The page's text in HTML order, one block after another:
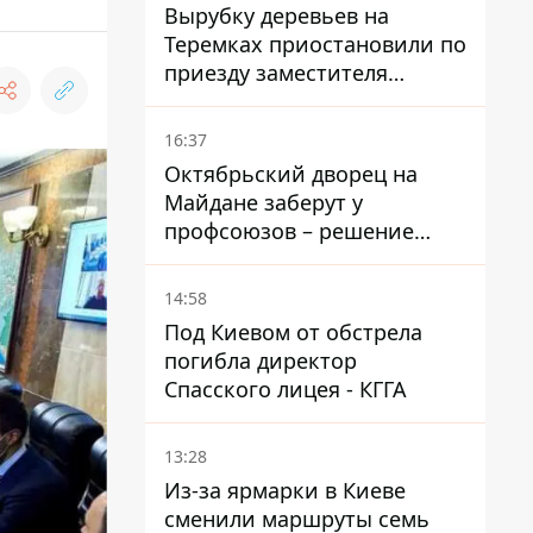
Вырубку деревьев на
Теремках приостановили по
приезду заместителя
Кличко - начался диалог
16:37
Октябрьский дворец на
Майдане заберут у
профсоюзов – решение
Хозяйственного суда
14:58
Под Киевом от обстрела
погибла директор
Спасского лицея - КГГА
13:28
Из-за ярмарки в Киеве
сменили маршруты семь